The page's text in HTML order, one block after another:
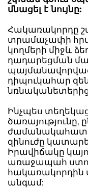
մնացել է նույնը:
Հակառակորդը
տրամաչափի
կողմերի միջև
դադարեցման
դիպուկահար
Ինչպես
ծառայությունը,
զինուժը
Իրավիճակը
առաջապահ
հակառակորդին
անգամ: